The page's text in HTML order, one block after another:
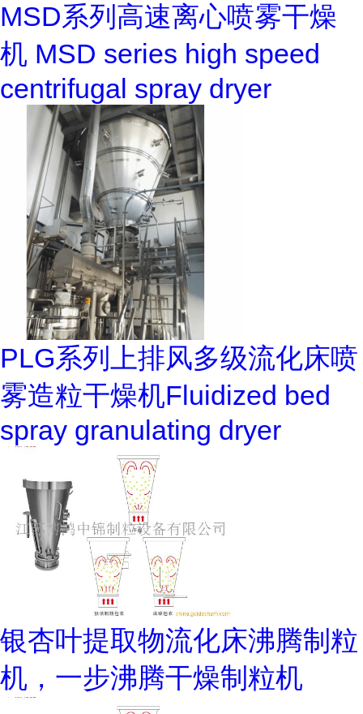
MSD系列高速离心喷雾干燥
机 MSD series high speed
centrifugal spray dryer
PLG系列上排风多级流化床喷
雾造粒干燥机Fluidized bed
spray granulating dryer
银杏叶提取物流化床沸腾制粒
机，一步沸腾干燥制粒机